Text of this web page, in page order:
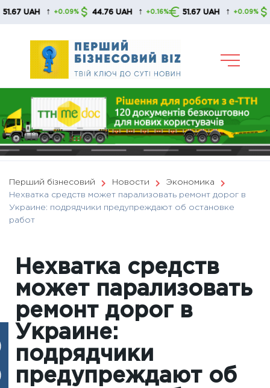
Skip
↑ +0.09% 44.76 UAH ↑ +0.16% 51.67 UAH ↑ +0.09% 44.76
Перший бізнесовий Новости
Экономика
Нехватка средств может парализовать ремонт дорог в
Украине: подрядчики предупреждают об остановке
работ
Нехватка средств
может парализовать
ремонт дорог в
Украине:
подрядчики
предупреждают об